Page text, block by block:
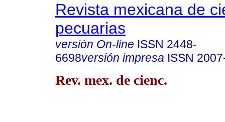
Revista mexicana de
pecuarias
versión On-line ISSN 2448-
6698versión impresa ISSN
Rev. mex. de cienc.